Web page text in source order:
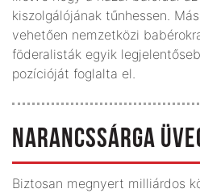
kiszolgálójának tűnhessen.
vehetően nemzetközi
föderalisták egyik
pozícióját foglalta el.
NARANCSSÁRGA
Biztosan megnyert milliárdos